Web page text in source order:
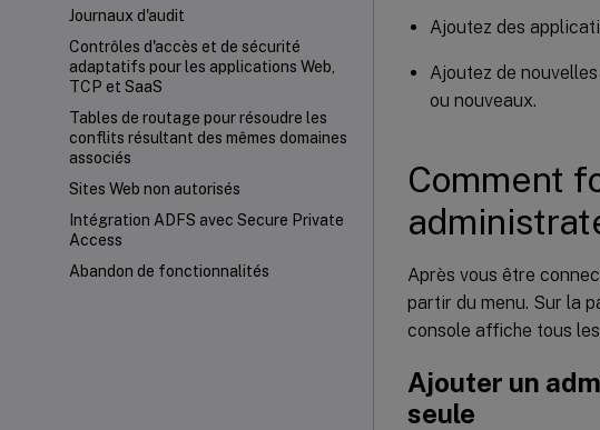
Journaux d'audit
Contrôles d'accès et de sécurité
adaptatifs pour les applications Web,
TCP et SaaS
Tables de routage pour résoudre les
conflits résultant des mêmes domaines
associés
Sites Web non autorisés
Intégration ADFS avec Secure Private
Access
Abandon de fonctionnalités
Ajoutez des
Ajoutez de
ou nouveaux.
Comment
Après vous être
partir du menu. Sur la
console affiche tous
Ajouter un
seule